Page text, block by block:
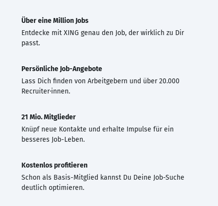
Über eine Million Jobs
Entdecke mit XING genau den Job, der wirklich zu Dir
passt.
Persönliche Job-Angebote
Lass Dich finden von Arbeitgebern und über 20.000
Recruiter·innen.
21 Mio. Mitglieder
Knüpf neue Kontakte und erhalte Impulse für ein
besseres Job-Leben.
Kostenlos profitieren
Schon als Basis-Mitglied kannst Du Deine Job-Suche
deutlich optimieren.